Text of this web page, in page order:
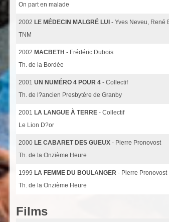
On part en malade
2002 LE MÉDECIN MALGRÉ LUI - Yves Neveu, René
TNM
2002 MACBETH - Frédéric Dubois
Th. de la Bordée
2001 UN NUMÉRO 4 POUR 4 - Collectif
Th. de l?ancien Presbytère de Granby
2001 LA LANGUE À TERRE - Collectif
Le Lion D?or
2000 LE CABARET DES GUEUX - Pierre Pronovost
Th. de la Onzième Heure
1999 LA FEMME DU BOULANGER - Pierre Pronovost
Th. de la Onzième Heure
Films